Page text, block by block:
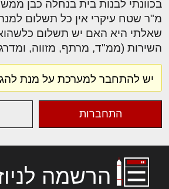
מ"ר שטח עיקרי אין כל תשלום
שאלתי היא האם יש תשלום
השירות (ממ"ד, מרתף, מזווה,
יש להתחבר למערכת על מנת
התחברות
הרשמה